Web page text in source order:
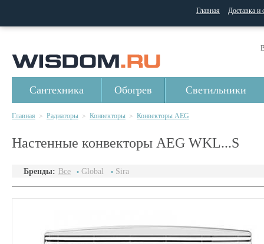
Главная Доставка и
Сантехника Обогрев Светильники
Главная > Радиаторы > Конвекторы > Конвекторы AEG
Настенные конвекторы AEG WKL...S
Бренды: Все Global Sira